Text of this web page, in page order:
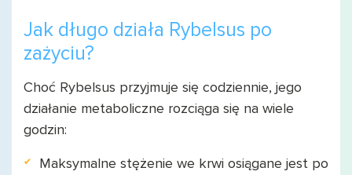
Jak długo działa Rybelsus po
zażyciu?
Choć Rybelsus przyjmuje się codziennie, jego
działanie metaboliczne rozciąga się na wiele
godzin:
Maksymalne stężenie we krwi osiągane jest po